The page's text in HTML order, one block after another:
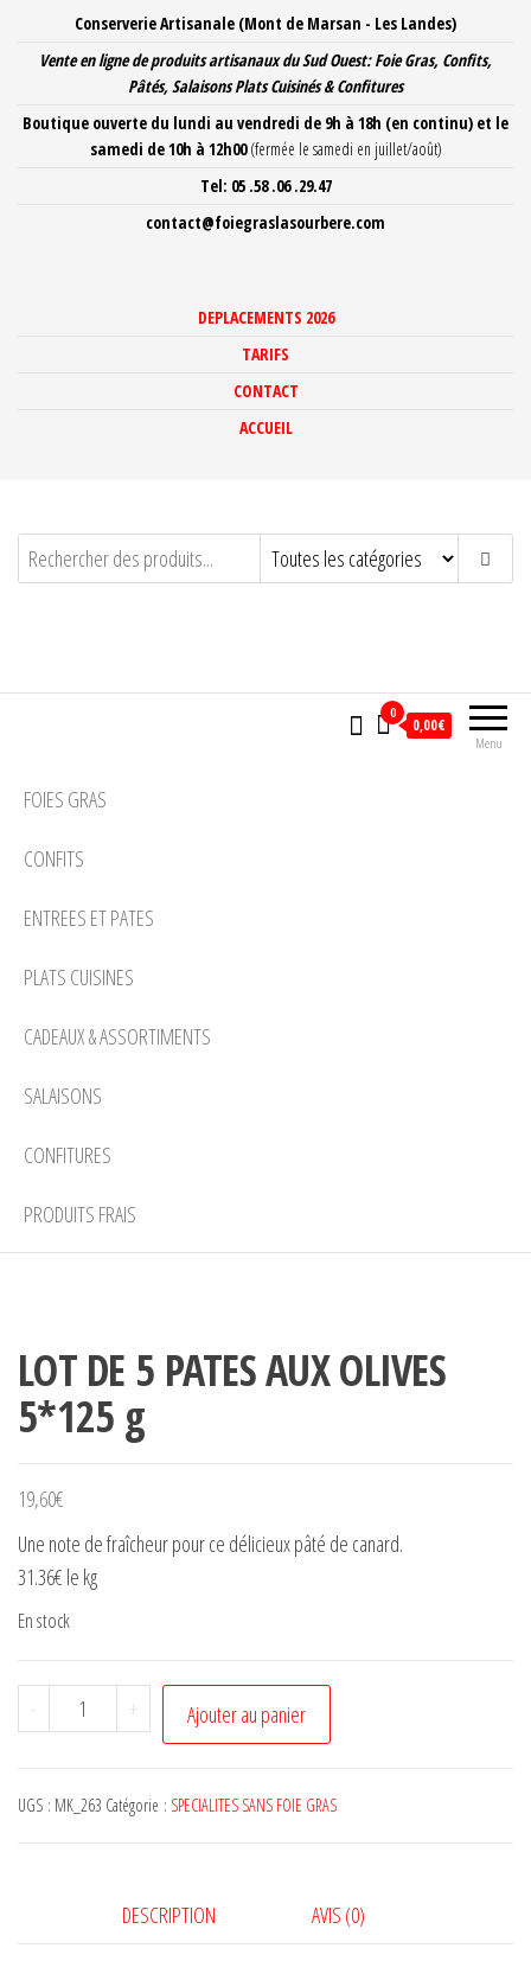
Conserverie Artisanale (Mont de Marsan - Les Landes)
Vente en ligne de produits artisanaux du Sud Ouest: Foie Gras, Confits,
Pâtés, Salaisons Plats Cuisinés & Confitures
Boutique ouverte du lundi au vendredi de 9h à 18h (en continu) et le
samedi de 10h à 12h00(fermée le samedi en juillet/août)
Tel: 05 .58 .06 .29.47
contact@foiegraslasourbere.com
DEPLACEMENTS 2026
TARIFS
CONTACT
ACCUEIL
LA SOURBERE ARTISAN CONSERVEUR PASSIONNE
Menu
0
0,00€
FOIES GRAS
CONFITS
ENTREES ET PATES
PLATS CUISINES
CADEAUX & ASSORTIMENTS
SALAISONS
CONFITURES
PRODUITS FRAIS
LOT DE 5 PATES AUX OLIVES
5*125 g
19,60€
Une note de fraîcheur pour ce délicieux pâté de canard.
31.36€ le kg
En stock
-
quantité
de
DE
+ Ajouter au panier
UGS : MK_263 Catégorie : SPECIALITES SANS FOIE GRAS
DESCRIPTION AVIS (0)